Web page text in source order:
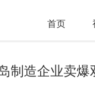
首页
制造企业卖